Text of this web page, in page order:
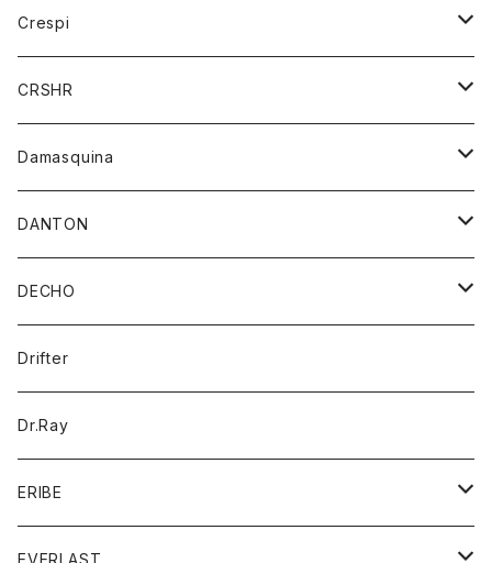
チーフ
バンダナ
トレーナー
パーカー
Tシャツ
パーカー
アウター
ジャケット
Crespi
ジャケット
ワンピース
ブラウス
CRSHR
キャップ
Damasquina
ウォレット
カードケース
バッグ
DANTON
アウター
コート
ジャケット
アクセサリー
バッグ
キッズ
シャツ
Tシャツ
グッズ
帽子
トップス
DECHO
帽子
Drifter
Dr.Ray
ERIBE
ニット
EVERLAST